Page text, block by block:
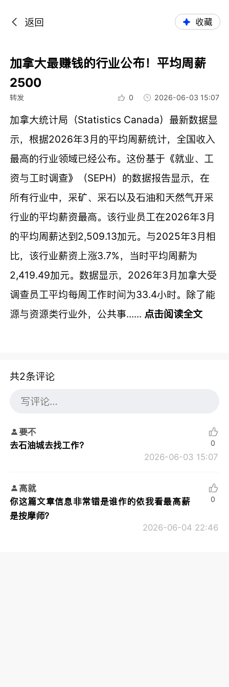
返回 收藏
加拿大最赚钱的行业公布！平均周薪
2500
转发 0 2026-06-03 15:07
加拿大统计局（Statistics Canada）最新数据显
示，根据2026年3月的平均周薪统计，全国收入
最高的行业领域已经公布。这份基于《就业、工
资与工时调查》（SEPH）的数据报告显示，在
所有行业中，采矿、采石以及石油和天然气开采
行业的平均薪资最高。该行业员工在2026年3月
的平均周薪达到2,509.13加元。与2025年3月相
比，该行业薪资上涨3.7%，当时平均周薪为
2,419.49加元。数据显示，2026年3月加拿大受
调查员工平均每周工作时间为33.4小时。除了能
源与资源类行业外，公共事...... 点击阅读全文
共2条评论
要不
去石油城去找工作？
2026-06-03 15:07
0
高就
你这篇文章信息非常错是谁作的依我看最高薪
是按摩师？
2026-06-04 22:46
0